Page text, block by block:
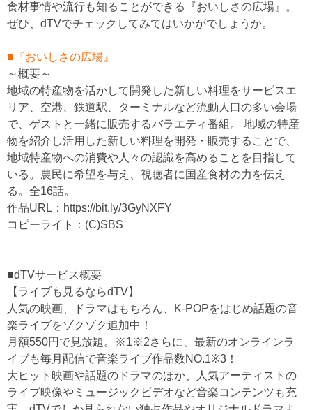
食材事情や流行も知ることができる『おいしさの広場』。
ぜひ、dTVでチェックしてみてはいかがでしょうか。
■『おいしさの広場』
～概要～
地域の特産物を活かして開発した新しい料理をサービスエ
リア、空港、鉄道駅、ターミナルなど流動人口の多い会場
で、ゲストと一緒に販売するバラエティ番組。 地域の特産
物を紹介し活用した新しい料理を開発・販売することで、
地域特産物への消費や人々の認識を高めることを目指して
いる。農民に希望を与え、視聴者に国産食材の力を伝え
る。全16話。
作品URL： https://bit.ly/3GyNXFY
コピーライト：(C)SBS
■dTVサービス概要
【ライブも見るならdTV】
人気の映画、ドラマはもちろん、K-POPをはじめ話題の音
楽ライブをゾクゾク追加中！
月額550円で見放題。※1※2さらに、最新のオンラインラ
イブも毎月配信で音楽ライブ作品数NO.1※3！
大ヒット映画や話題のドラマのほか、人気アーティストの
ライブ映像やミュージックビデオなど音楽コンテンツも充